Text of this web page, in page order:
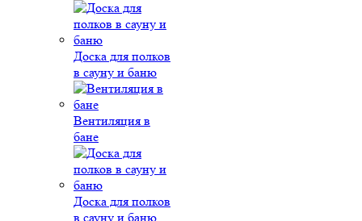
Доска для полков
в сауну и баню
Вентиляция в
бане
Доска для полков
в сауну и баню